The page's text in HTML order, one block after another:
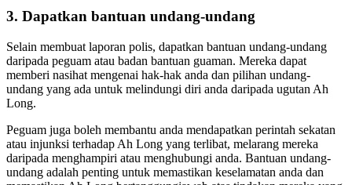
3. Dapatkan bantuan undang-undang
Selain membuat laporan polis, dapatkan bantuan undang-undang
daripada peguam atau badan bantuan guaman. Mereka dapat
memberi nasihat mengenai hak-hak anda dan pilihan undang-
undang yang ada untuk melindungi diri anda daripada ugutan Ah
Long.
Peguam juga boleh membantu anda mendapatkan perintah sekatan
atau injunksi terhadap Ah Long yang terlibat, melarang mereka
daripada menghampiri atau menghubungi anda. Bantuan undang-
undang adalah penting untuk memastikan keselamatan anda dan